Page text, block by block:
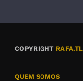
COPYRIGHT RAFA.TL
QUEM SOMOS